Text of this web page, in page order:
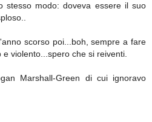
stesso modo: doveva essere il suo
scorso poi...boh, sempre a fare
violento...spero che si reiventi.
Marshall-Green di cui ignoravo